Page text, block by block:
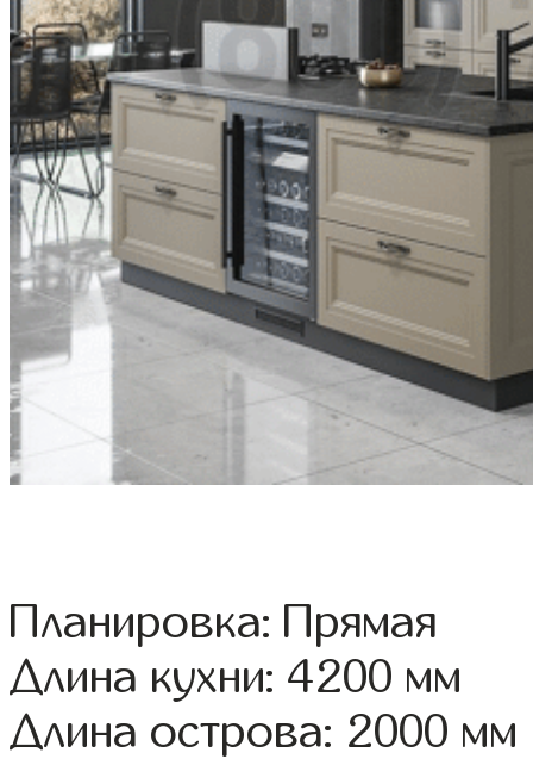
Планировка: Прямая
Длина кухни: 4200 мм
Длина острова: 2000 мм